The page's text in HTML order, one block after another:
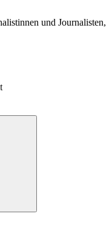
und Journalisten,